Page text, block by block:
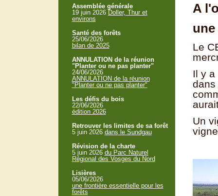
A
Le
Il y
dans
Un
Assemblée générale
19 juin 2026 Doller, Thur et
environs
Santé des forêts
25/06/2026
bilan de 2025
ANNULATION de la réunion
"Planter ou ne pas planter"
24/06/2026
ANNULATION de la réunion
"Planter ou ne pas planter"
Les défis du bois
22/06/2026
édition 2026
Retrouver les limites de sa forêt
5 juin 2026 dans le Sundgau
Révision de la charte
5 juin 2026 du Parc Naturel
Régional des Vosges du Nord
Lisières
05/06/2026
une frontière essentielle pour les
forêts